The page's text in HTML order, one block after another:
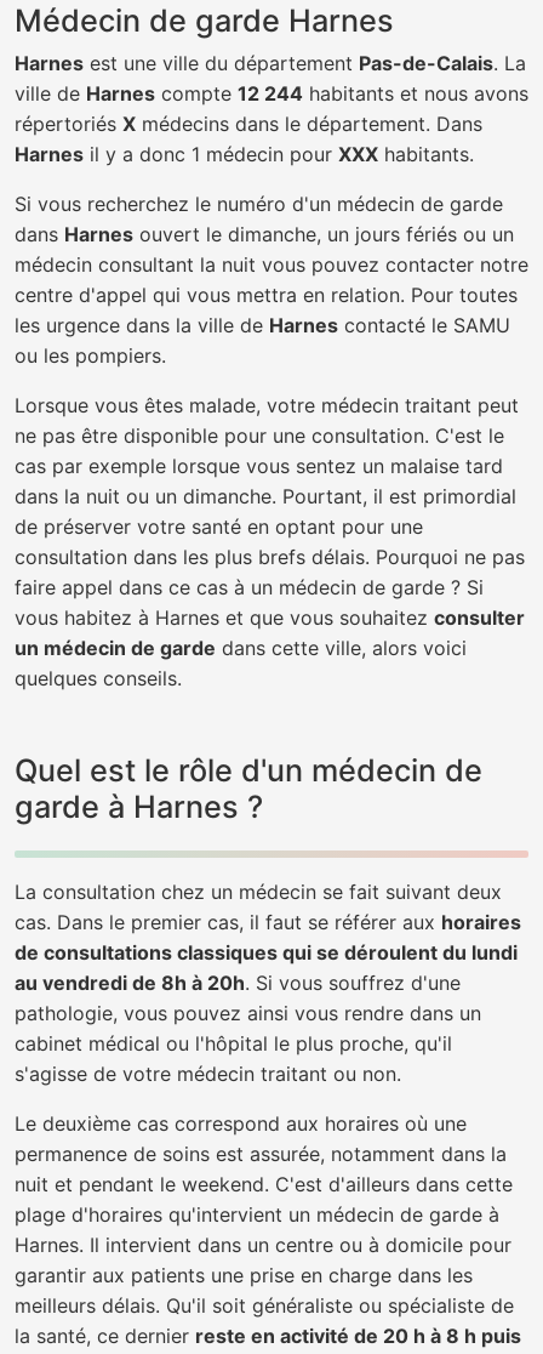
Médecin de garde Harnes
Harnes est une ville du département Pas-de-Calais. La
ville de Harnes compte 12 244 habitants et nous avons
répertoriés X médecins dans le département. Dans
Harnes il y a donc 1 médecin pour XXX habitants.
Si vous recherchez le numéro d'un médecin de garde
dans Harnes ouvert le dimanche, un jours fériés ou un
médecin consultant la nuit vous pouvez contacter notre
centre d'appel qui vous mettra en relation. Pour toutes
les urgence dans la ville de Harnes contacté le SAMU
ou les pompiers.
Lorsque vous êtes malade, votre médecin traitant peut
ne pas être disponible pour une consultation. C'est le
cas par exemple lorsque vous sentez un malaise tard
dans la nuit ou un dimanche. Pourtant, il est primordial
de préserver votre santé en optant pour une
consultation dans les plus brefs délais. Pourquoi ne pas
faire appel dans ce cas à un médecin de garde ? Si
vous habitez à Harnes et que vous souhaitez consulter
un médecin de garde dans cette ville, alors voici
quelques conseils.
Quel est le rôle d'un médecin de
garde à Harnes ?
La consultation chez un médecin se fait suivant deux
cas. Dans le premier cas, il faut se référer aux horaires
de consultations classiques qui se déroulent du lundi
au vendredi de 8h à 20h. Si vous souffrez d'une
pathologie, vous pouvez ainsi vous rendre dans un
cabinet médical ou l'hôpital le plus proche, qu'il
s'agisse de votre médecin traitant ou non.
Le deuxième cas correspond aux horaires où une
permanence de soins est assurée, notamment dans la
nuit et pendant le weekend. C'est d'ailleurs dans cette
plage d'horaires qu'intervient un médecin de garde à
Harnes. Il intervient dans un centre ou à domicile pour
garantir aux patients une prise en charge dans les
meilleurs délais. Qu'il soit généraliste ou spécialiste de
la santé, ce dernier reste en activité de 20 h à 8 h puis